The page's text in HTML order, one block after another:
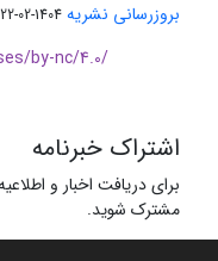
بروزرسانی نشریه 1404-02-22
by-nc/4.0/
اشتراک خبرنامه
برای دریافت اخبار و
مشترک شوید.